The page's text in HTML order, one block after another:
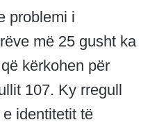
problemi i
më 25 gusht ka
kërkohen për
107. Ky rregull
identitetit të